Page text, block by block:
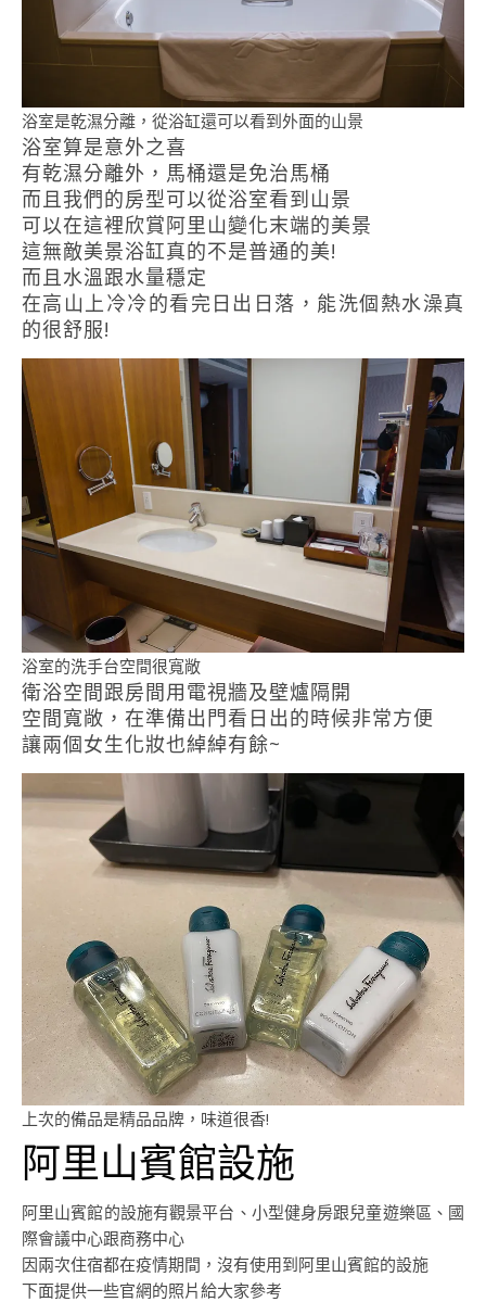
浴室是乾濕分離，從浴缸還可以看到外面的山景
浴室算是意外之喜
有乾濕分離外，馬桶還是免治馬桶
而且我們的房型可以從浴室看到山景
可以在這裡欣賞阿里山變化末端的美景
這無敵美景浴缸真的不是普通的美!
而且水溫跟水量穩定
在高山上冷冷的看完日出日落，能洗個熱水澡真
的很舒服!
浴室的洗手台空間很寬敞
衛浴空間跟房間用電視牆及壁爐隔開
空間寬敞，在準備出門看日出的時候非常方便
讓兩個女生化妝也綽綽有餘~
上次的備品是精品品牌，味道很香!
阿里山賓館設施
阿里山賓館的設施有觀景平台、小型健身房跟兒童遊樂區、國
際會議中心跟商務中心
因兩次住宿都在疫情期間，沒有使用到阿里山賓館的設施
下面提供一些官網的照片給大家參考